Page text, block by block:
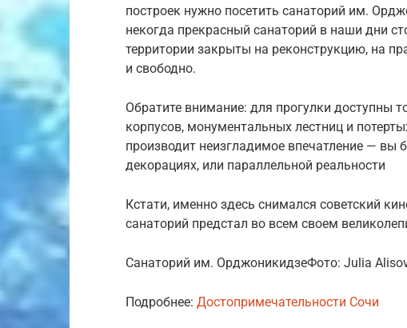
построек нужно посетить санаторий им.
некогда прекрасный санаторий в наши дни
территории закрыты на реконструкцию, на
и свободно.
Обратите внимание: для прогулки доступны
корпусов, монументальных лестниц и
производит неизгладимое впечатление — вы
декорациях, или параллельной реальности
Кстати, именно здесь снимался советский
санаторий предстал во всем своем
Санаторий им. ОрджоникидзеФото: Julia
Подробнее: Достопримечательности Сочи